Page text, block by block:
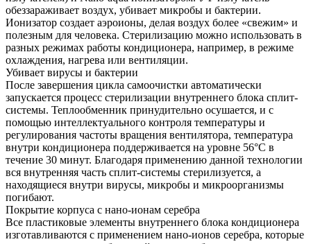
обеззараживает воздух, убивает микробы и бактерии.
Ионизатор создает аэроионы, делая воздух более «свежим» и
полезным для человека. Стерилизацию можно использовать в
разных режимах работы кондиционера, например, в режиме
охлаждения, нагрева или вентиляции.
Убивает вирусы и бактерии
После завершения цикла самоочистки автоматически
запускается процесс стерилизации внутреннего блока сплит-
системы. Теплообменник принудительно осушается, и с
помощью интеллектуального контроля температуры и
регулирования частоты вращения вентилятора, температура
внутри кондиционера поддерживается на уровне 56°С в
течение 30 минут. Благодаря применению данной технологии
вся внутренняя часть сплит-системы стерилизуется, а
находящиеся внутри вирусы, микробы и микроорганизмы
погибают.
Покрытие корпуса c нано-ионам серебра
Все пластиковые элементы внутреннего блока кондиционера
изготавливаются с применением нано-ионов серебра, которые